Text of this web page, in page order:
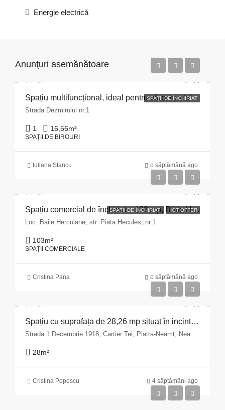
Energie electrică
Anunţuri asemănătoare
SPAȚII DE ÎNCHIRIAT
Spațiu multifuncțional, ideal pentru afacerea ta!
Strada Dezmirului nr.1
1 16,56m²
SPAȚII DE BIROURI
Iuliana Stancu o săptămână ago
SPAȚII DE ÎNCHIRIAT HOT OFFER
Spațiu comercial de închiriat – 103 mp, Băile Herculane
Loc. Baile Herculane, str. Piata Hecules, nr.1
103m²
SPAȚII COMERCIALE
Cristina Pana o săptămână ago
Spațiu cu suprafața de 28,26 mp situat în incinta imobilului din Municipiul Piatra Neamț, str. 1 Decembrie 1918 nr.9, bloc A14, parter județul Neamț
Strada 1 Decembrie 1918, Cartier Tei, Piatra-Neamț, Neamț, 610244, România
28m²
Cristina Popescu 4 săptămâni ago